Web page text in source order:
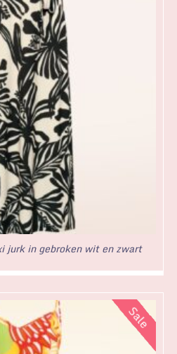
jurk in gebroken wit en zwart